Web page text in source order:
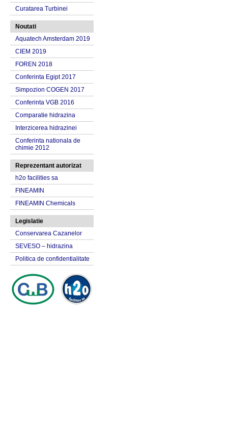
Curatarea Turbinei
Noutati
Aquatech Amsterdam 2019
CIEM 2019
FOREN 2018
Conferinta Egipt 2017
Simpozion COGEN 2017
Conferinta VGB 2016
Comparatie hidrazina
Interzicerea hidrazinei
Conferinta nationala de
chimie 2012
Reprezentant autorizat
h2o facilities sa
FINEAMIN
FINEAMIN Chemicals
Legislatie
Conservarea Cazanelor
SEVESO – hidrazina
Politica de confidentialitate